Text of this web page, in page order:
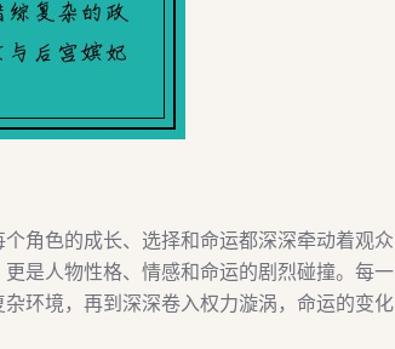
角色的成长、选择和命运都深深牵动着观众
是人物性格、情感和命运的剧烈碰撞。每一
环境，再到深深卷入权力漩涡，命运的变化